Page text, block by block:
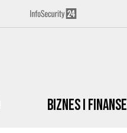
Biznes i Finanse